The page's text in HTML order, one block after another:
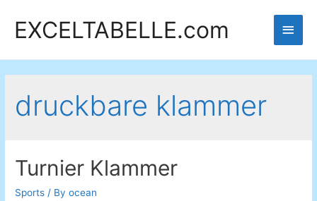
EXCELTABELLE.com
Main
druckbare klammer
Turnier Klammer
Sports / Byocean